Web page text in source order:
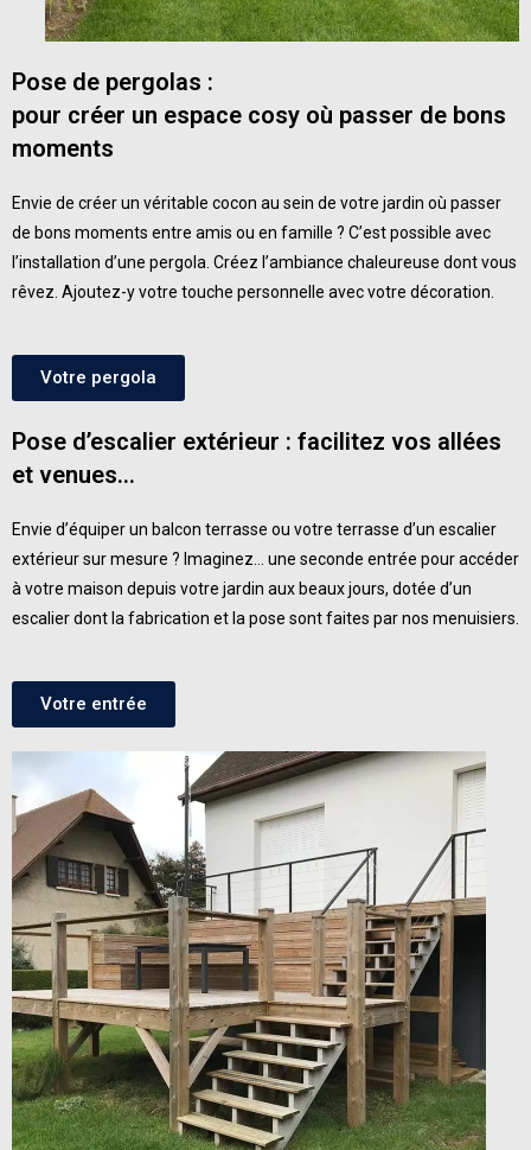
Pose de pergolas :
pour créer un espace cosy où passer de bons
moments
Envie de créer un véritable cocon au sein de votre jardin où passer
de bons moments entre amis ou en famille ? C’est possible avec
l’installation d’une pergola. Créez l’ambiance chaleureuse dont vous
rêvez. Ajoutez-y votre touche personnelle avec votre décoration.
Votre pergola
Pose d’escalier extérieur : facilitez vos allées
et venues…
Envie d’équiper un balcon terrasse ou votre terrasse d’un escalier
extérieur sur mesure ? Imaginez… une seconde entrée pour accéder
à votre maison depuis votre jardin aux beaux jours, dotée d’un
escalier dont la fabrication et la pose sont faites par nos menuisiers.
Votre entrée